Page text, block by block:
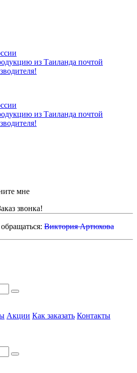
из Таиланда почтой
из Таиланда почтой
мне
звонка!
Виктория Артюхова
Акции Как заказать Контакты